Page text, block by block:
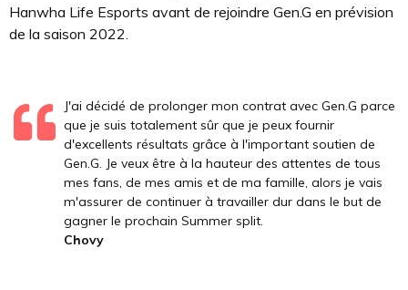
Hanwha Life Esports avant de rejoindre Gen.G en prévision
de la saison 2022.
J'ai décidé de prolonger mon contrat avec Gen.G parce
que je suis totalement sûr que je peux fournir
d'excellents résultats grâce à l'important soutien de
Gen.G. Je veux être à la hauteur des attentes de tous
mes fans, de mes amis et de ma famille, alors je vais
m'assurer de continuer à travailler dur dans le but de
gagner le prochain Summer split.
Chovy